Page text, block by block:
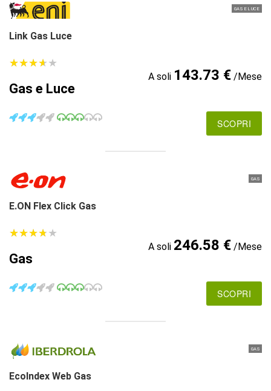
GAS E LUCE
Link Gas Luce
★★★★★
★★★★★
Gas e Luce
A soli 143.73 €/Mese
SCOPRI
GAS
E.ON Flex Click Gas
★★★★★
★★★★★
Gas
A soli 246.58 €/Mese
SCOPRI
GAS
EcoIndex Web Gas